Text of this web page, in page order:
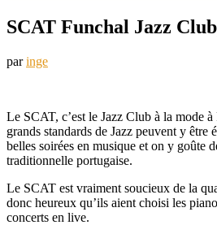
SCAT Funchal Jazz
paringe
Le SCAT, c’est le Jazz Club à la mode
grands standards de Jazz peuvent y être
belles soirées en musique et on y goûte
traditionnelle portugaise.
Le SCAT est vraiment soucieux de la
donc heureux qu’ils aient choisi les
concerts en live.